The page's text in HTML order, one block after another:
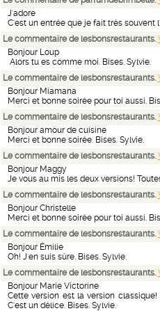
J'adore
C'est un entrée que je fait très souvent
Le commentaire de lesbonsrestaurants.
Bonjour Loup
Alors tu es comme moi. Bises. Sylvie.
Le commentaire de lesbonsrestaurants.
Bonjour Miamana
Merci et bonne soirée pour toi aussi.
Le commentaire de lesbonsrestaurants.
Bonjour amour de cuisine
Merci et bonne soirée. Bises. Sylvie.
Le commentaire de lesbonsrestaurants.
Bonjour Maggy
Je vous au mis les deux versions!
Le commentaire de lesbonsrestaurants.
Bonjour Christelle
Merci et bonne soirée pour toi aussi.
Le commentaire de lesbonsrestaurants.
Bonjour Émilie
Oh! J'en suis sûre. Bises. Sylvie.
Le commentaire de lesbonsrestaurants.
Bonjour Marie Victorine
Cette version est la version
C'est un délice. Bises. Sylvie.